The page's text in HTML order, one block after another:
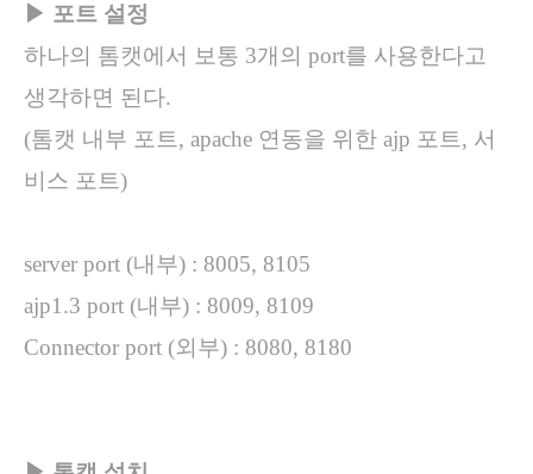
▶ 포트 설정
하나의 톰캣에서 보통 3개의 port를 사용한다고
생각하면 된다.
(톰캣 내부 포트, apache 연동을 위한 ajp 포트, 서
비스 포트)
server port (내부) : 8005, 8105
ajp1.3 port (내부) : 8009, 8109
Connector port (외부) : 8080, 8180